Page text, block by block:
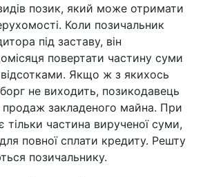
позик, який може отримати
Коли позичальник
під заставу, він
повертати частину суми
Якщо ж з якихось
не виходить, позикодавець
продаж закладеного майна. При
тільки частина вирученої суми,
повної сплати кредиту. Решту
позичальнику.